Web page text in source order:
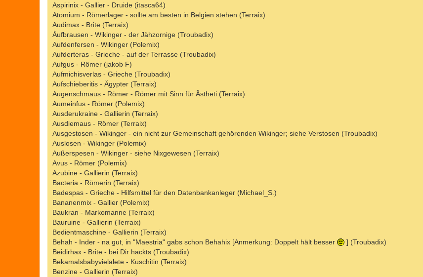
Aspirinix - Gallier - Druide (itasca64)
Atomium - Römerlager - sollte am besten in Belgien stehen (Terraix)
Audimax - Brite (Terraix)
Åufbrausen - Wikinger - der Jähzornige (Troubadix)
Aufdenfersen - Wikinger (Polemix)
Aufderteras - Grieche - auf der Terrasse (Troubadix)
Aufgus - Römer (jakob F)
Aufmichisverlas - Grieche (Troubadix)
Aufschieberitis - Ägypter (Terraix)
Augenschmaus - Römer - Römer mit Sinn für Ästheti (Terraix)
Aumeinfus - Römer (Polemix)
Ausderukraine - Gallierin (Terraix)
Ausdiemaus - Römer (Terraix)
Ausgestosen - Wikinger - ein nicht zur Gemeinschaft gehörenden Wikinger; siehe Verstosen (Troubadix)
Auslosen - Wikinger (Polemix)
Außerspesen - Wikinger - siehe Nixgewesen (Terraix)
Avus - Römer (Polemix)
Azubine - Gallierin (Terraix)
Bacteria - Römerin (Terraix)
Badespas - Grieche - Hilfsmittel für den Datenbankanleger (Michael_S.)
Bananenmix - Gallier (Polemix)
Baukran - Markomanne (Terraix)
Bauruine - Gallierin (Terraix)
Bedientmaschine - Gallierin (Terraix)
Behah - Inder - na gut, in "Maestria" gabs schon Behahix [Anmerkung: Doppelt hält besser
] (Troubadix)
Beidirhax - Brite - bei Dir hackts (Troubadix)
Bekamalsbabyvielalete - Kuschitin (Terraix)
Benzine - Gallierin (Terraix)